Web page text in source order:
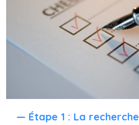
— Étape 1 : La recherche